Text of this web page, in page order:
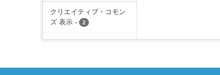
クリエイティブ・コモン
ズ 表示 - 2